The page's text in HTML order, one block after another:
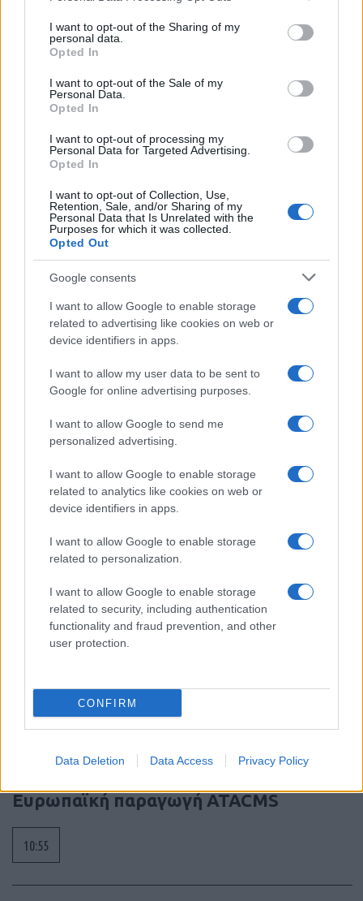
not limited to your visit or usage behaviour. You may click to
grant or deny consent to Google and its third-party tags to
use your data for below specified purposes in below Google
consent section.
I want to opt-out of the Sharing of my
personal data.
Opted In
I want to opt-out of the Sale of my
Personal Data.
Opted In
I want to opt-out of processing my
Personal Data for Targeted Advertising.
Opted In
I want to opt-out of Collection, Use,
Retention, Sale, and/or Sharing of my
Personal Data that Is Unrelated with the
Purposes for which it was collected.
Opted Out
Google consents
I want to allow Google to enable storage
related to advertising like cookies on web or
device identifiers in apps.
I want to allow my user data to be sent to
Google for online advertising purposes.
I want to allow Google to send me
personalized advertising.
I want to allow Google to enable storage
related to analytics like cookies on web or
device identifiers in apps.
I want to allow Google to enable storage
related to personalization.
I want to allow Google to enable storage
related to security, including authentication
functionality and fraud prevention, and other
user protection.
CONFIRM
Data Deletion Data Access Privacy Policy
Η Γερουσία των ΗΠΑ απέτρεψε διακοπή
λειτουργίας της κυβέρνησης, πριν τις
εκλογές Νοεμβρίου
Ο Οδυσσέας ταξίδευε με πλοίο των
Βίκινγκς; Η επιλογή του Νόλαν και η
πραγματική μυκηναϊκή ναυπηγική
Σαουδική Αραβία: ανάλωσε το 86% των
πυραύλων Patriot PAC-3 μέσα σε 38
ημέρες
Τρεις νεκροί, ανάμεσά τους ένα μικρό
παιδί, από ρωσική επίθεση στο Κίεβο
745 εκατ. δολάρια στη Raytheon για SM-
12:37
Ευρωπαϊκή παραγωγή ATACMS
10:55